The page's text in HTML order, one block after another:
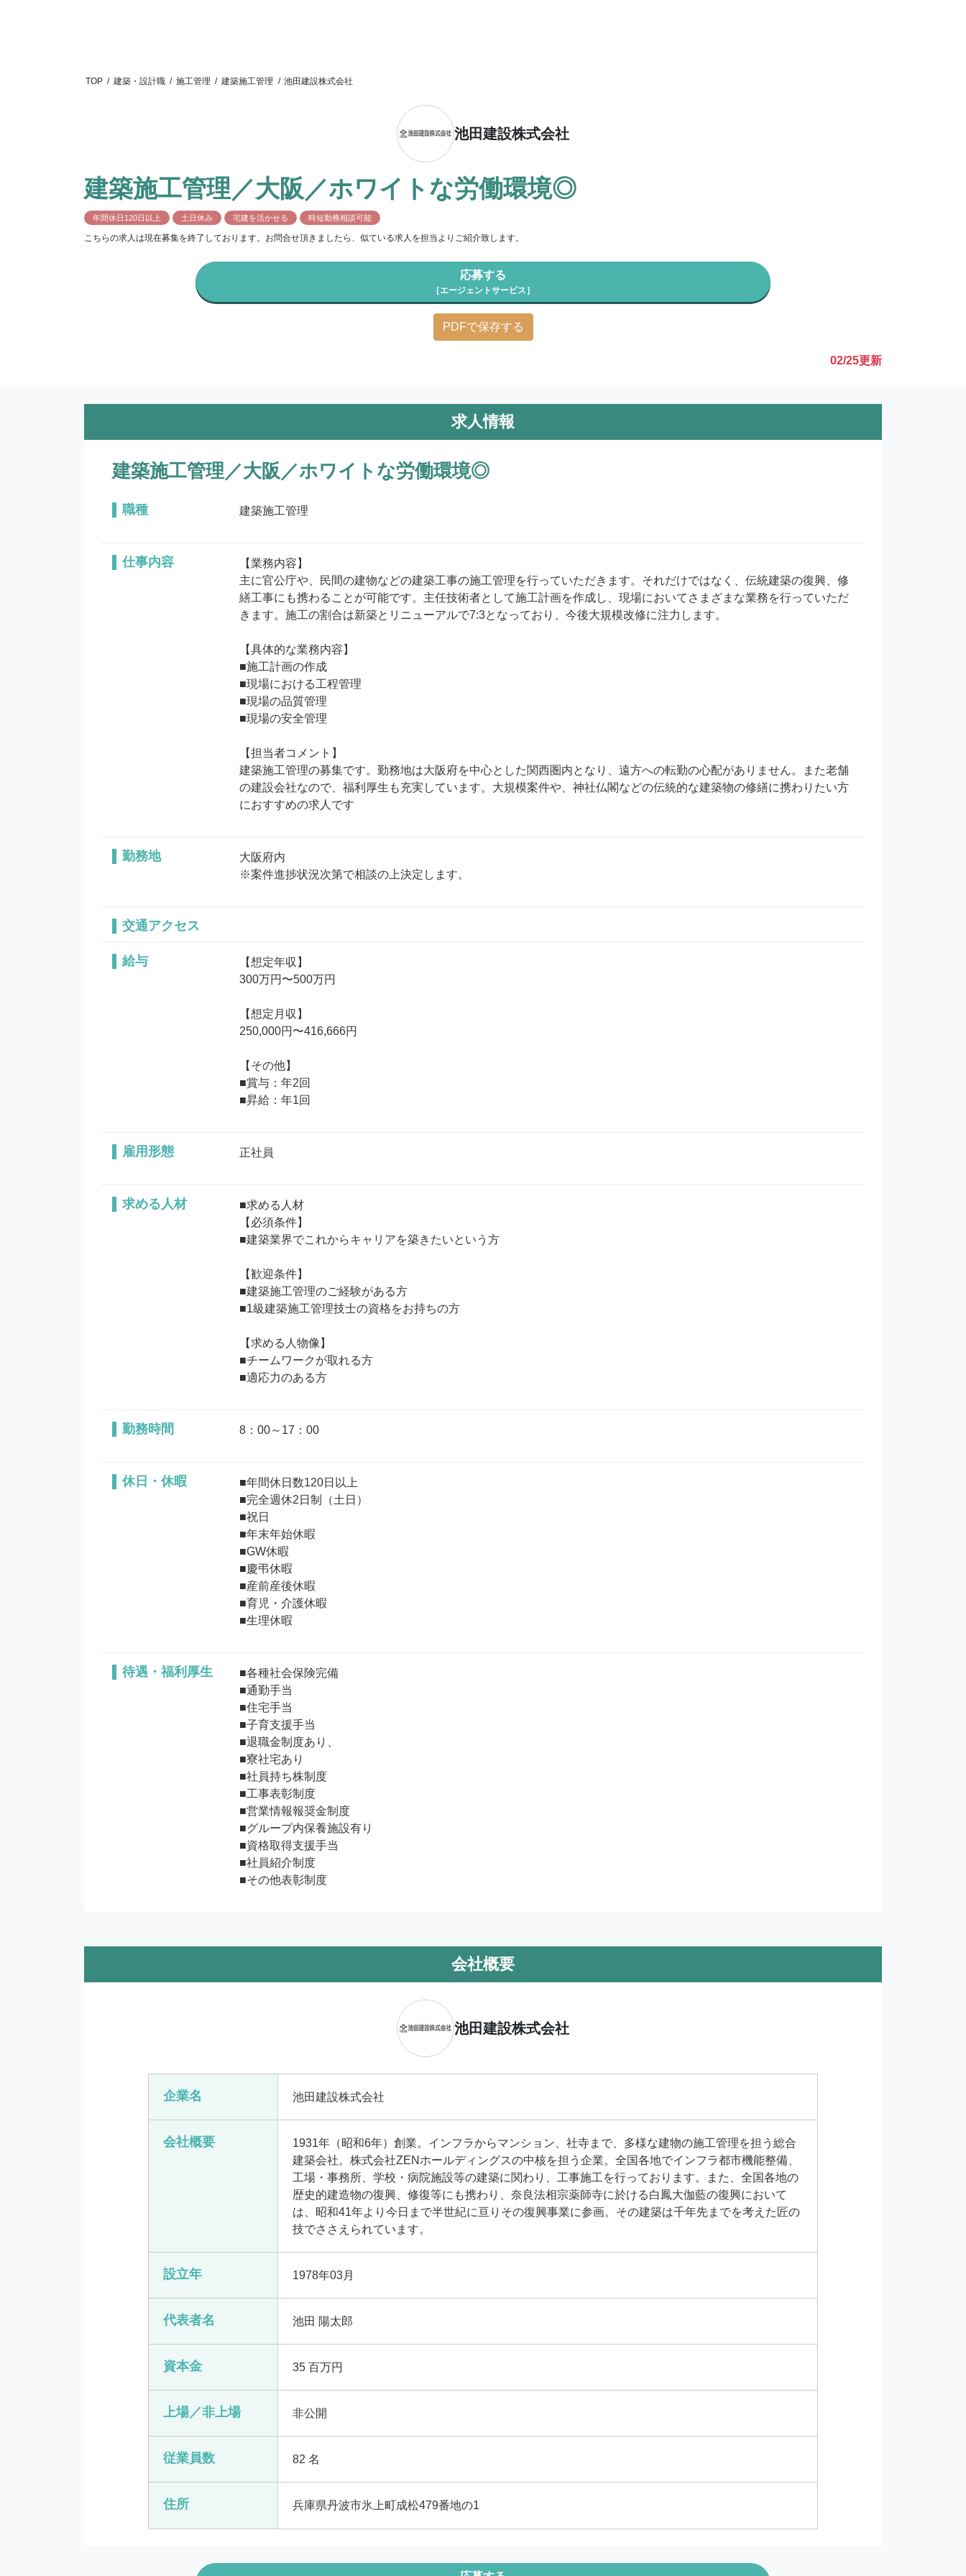
TOP / 建築・設計職 / 施工管理 / 建築施工管理 / 池田建設株式会社
池田建設株式会社
建築施工管理／大阪／ホワイトな労働環境◎
年間休日120日以上 土日休み 宅建を活かせる 時短勤務相談可能
こちらの求人は現在募集を終了しております。お問合せ頂きましたら、似ている求人を担当よりご紹介致します。
応募する
［エージェントサービス］
PDFで保存する
02/25更新
求人情報
建築施工管理／大阪／ホワイトな労働環境◎
職種 建築施工管理
仕事内容
【業務内容】
主に官公庁や、民間の建物などの建築工事の施工管理を行っていただきます。それだけではなく、伝統建築の復興、修
繕工事にも携わることが可能です。主任技術者として施工計画を作成し、現場においてさまざまな業務を行っていただ
きます。施工の割合は新築とリニューアルで7:3となっており、今後大規模改修に注力します。
【具体的な業務内容】
■施工計画の作成
■現場における工程管理
■現場の品質管理
■現場の安全管理
【担当者コメント】
建築施工管理の募集です。勤務地は大阪府を中心とした関西圏内となり、遠方への転勤の心配がありません。また老舗
の建設会社なので、福利厚生も充実しています。大規模案件や、神社仏閣などの伝統的な建築物の修繕に携わりたい方
におすすめの求人です
勤務地
大阪府内
※案件進捗状況次第で相談の上決定します。
交通アクセス
給与
【想定年収】
300万円〜500万円
【想定月収】
250,000円〜416,666円
【その他】
■賞与：年2回
■昇給：年1回
雇用形態 正社員
求める人材
■求める人材
【必須条件】
■建築業界でこれからキャリアを築きたいという方
【歓迎条件】
■建築施工管理のご経験がある方
■1級建築施工管理技士の資格をお持ちの方
【求める人物像】
■チームワークが取れる方
勤務時間 8：00～17：00
休日・休暇
■年間休日数120日以上
■完全週休2日制（土日）
■祝日
■年末年始休暇
■GW休暇
■慶弔休暇
■産前産後休暇
■育児・介護休暇
待遇・福利厚生
■各種社会保険完備
■通勤手当
■住宅手当
■子育支援手当
■退職金制度あり、
■寮社宅あり
■社員持ち株制度
■工事表彰制度
■営業情報報奨金制度
■グループ内保養施設有り
■資格取得支援手当
■社員紹介制度
■その他表彰制度
会社概要
池田建設株式会社
企業名 池田建設株式会社
会社概要
1931年（昭和6年）創業。インフラからマンション、社寺まで、多様な建物の施工管理を担う総合
建築会社。株式会社ZENホールディングスの中核を担う企業。全国各地でインフラ都市機能整備、
工場・事務所、学校・病院施設等の建築に関わり、工事施工を行っております。また、全国各地の
歴史的建造物の復興、修復等にも携わり、奈良法相宗薬師寺に於ける白鳳大伽藍の復興において
は、昭和41年より今日まで半世紀に亘りその復興事業に参画。その建築は千年先までを考えた匠の
技でささえられています。
設立年 1978年03月
代表者名 池田 陽太郎
資本金 35 百万円
上場／非上場 非公開
従業員数 82 名
住所 兵庫県丹波市氷上町成松479番地の1